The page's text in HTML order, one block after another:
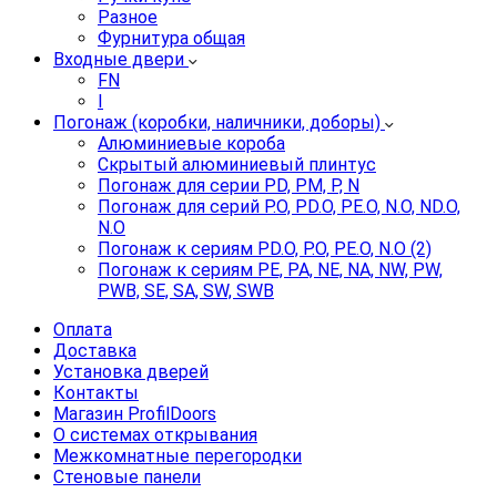
Разное
Фурнитура общая
Входные двери
FN
I
Погонаж (коробки, наличники, доборы)
Алюминиевые короба
Скрытый алюминиевый плинтус
Погонаж для серии PD, PM, P, N
Погонаж для серий P.O, PD.O, PE.O, N.O, ND.O,
N.O
Погонаж к сериям PD.O, P.O, PE.O, N.O (2)
Погонаж к сериям PE, PA, NE, NA, NW, PW,
PWB, SE, SA, SW, SWB
Оплата
Доставка
Установка дверей
Контакты
Магазин ProfilDoors
О системах открывания
Межкомнатные перегородки
Стеновые панели